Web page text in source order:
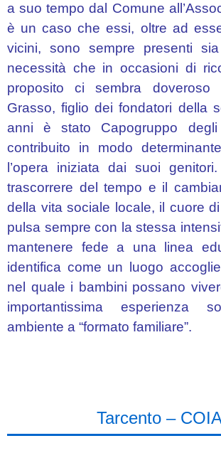
“ANGELO
ANGELI”
TARCENTO
“TITA
GORI”
–
NIMIS
Elaborati
delle
Scuole
Secondarie
di
1°
grado
a suo tempo dal Comune
è un caso che essi, oltre ad
vicini, sono sempre presenti
necessità che in occasioni di
proposito ci sembra doveroso
Grasso, figlio dei fondatori della
anni è stato Capogruppo
contribuito in modo
l’opera iniziata dai suoi
trascorrere del tempo e il
della vita sociale locale, il cuore
pulsa sempre con la stessa
mantenere fede a una linea
identifica come un luogo
nel quale i bambini possano
importantissima esperienza
ambiente a “formato familiare”.
Tarcento –